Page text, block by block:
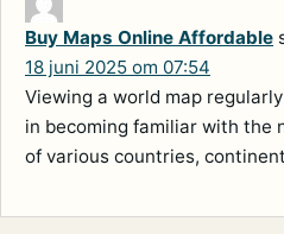
Buy Maps Online Affordable
18 juni 2025 om 07:54
Viewing a world map
in becoming familiar with the
of various countries,